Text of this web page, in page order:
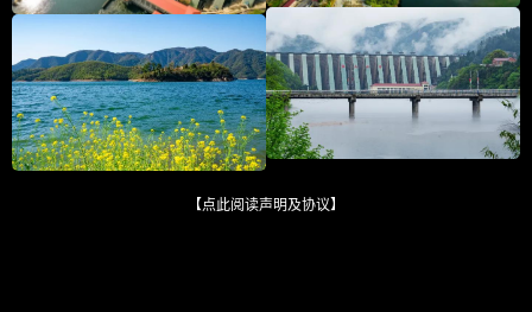
【点此阅读声明及协议】